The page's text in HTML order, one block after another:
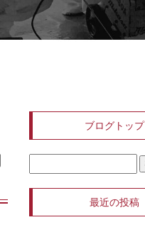
ブログトップ
最近の投稿